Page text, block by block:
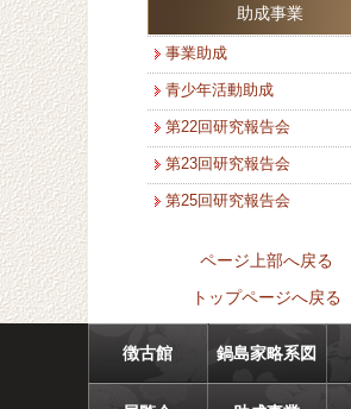
助成事業
事業助成
青少年活動助成
第22回研究報告会
第23回研究報告会
第25回研究報告会
ページ上部へ戻る
トップページへ戻る
徴古館 鍋島家略系図